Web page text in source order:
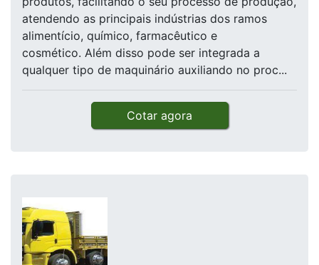
atendendo as principais indústrias dos ramos
alimentício, químico, farmacêutico e
cosmético. Além disso pode ser integrada a
qualquer tipo de maquinário auxiliando no proc...
Cotar agora